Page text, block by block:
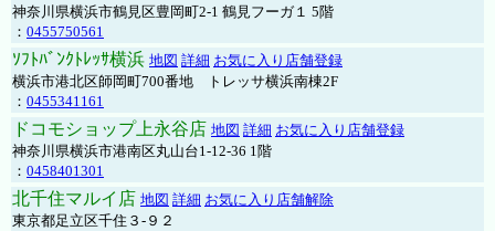
神奈川県横浜市鶴見区豊岡町2-1 鶴見フーガ１ 5階
： 0455750561
ｿﾌﾄﾊﾞﾝｸﾄﾚｯｻ横浜 地図 詳細 お気に入り店舗登録
横浜市港北区師岡町700番地 トレッサ横浜南棟2F
： 0455341161
ドコモショップ上永谷店 地図 詳細 お気に入り店舗登録
神奈川県横浜市港南区丸山台1-12-36 1階
： 0458401301
北千住マルイ店 地図 詳細 お気に入り店舗解除
東京都足立区千住３-９２